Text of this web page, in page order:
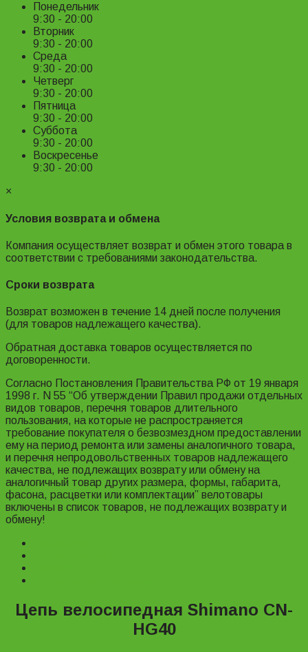
Понедельник
9:30 - 20:00
Вторник
9:30 - 20:00
Среда
9:30 - 20:00
Четверг
9:30 - 20:00
Пятница
9:30 - 20:00
Суббота
9:30 - 20:00
Воскресенье
9:30 - 20:00
×
Условия возврата и обмена
Компания осуществляет возврат и обмен этого товара в
соответствии с требованиями законодательства.
Сроки возврата
Возврат возможен в течение 14 дней после получения
(для товаров надлежащего качества).
Обратная доставка товаров осуществляется по
договоренности.
Согласно Постановления Правительства РФ от 19 января
1998 г. N 55 “Об утверждении Правил продажи отдельных
видов товаров, перечня товаров длительного
пользования, на которые не распространяется
требование покупателя о безвозмездном предоставлении
ему на период ремонта или замены аналогичного товара,
и перечня непродовольственных товаров надлежащего
качества, не подлежащих возврату или обмену на
аналогичный товар других размера, формы, габарита,
фасона, расцветки или комплектации” велотовары
включены в список товаров, не подлежащих возврату и
обмену!
Цепь велосипедная Shimano CN-
HG40